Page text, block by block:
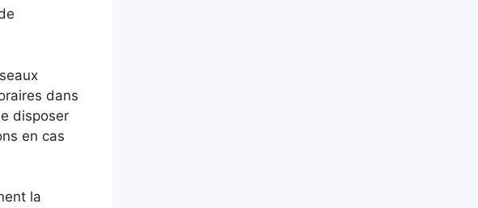
dans
disposer
en cas
la